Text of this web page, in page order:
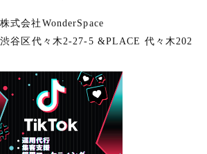
株式会社WonderSpace
谷区代々木2-27-5 &PLACE 代々木202